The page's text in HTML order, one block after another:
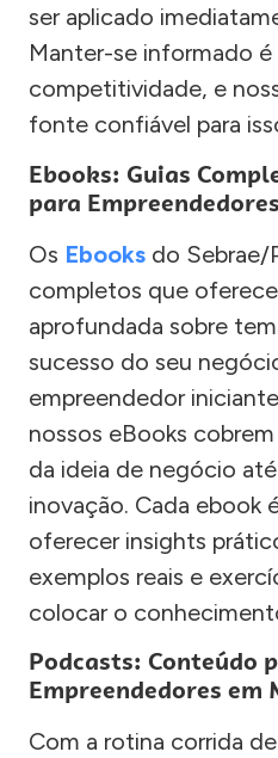
ser aplicado
Manter-se informado é
competitividade, e
fonte confiável para
Ebooks: Guias
para Empreendedores
Os Ebooks do Sebrae/
completos que
aprofundada sobre
sucesso do seu
empreendedor
nossos eBooks
da ideia de negócio
inovação. Cada ebook
oferecer insights
exemplos reais e
colocar o
Podcasts: Conteúdo
Empreendedores em
Com a rotina corrida